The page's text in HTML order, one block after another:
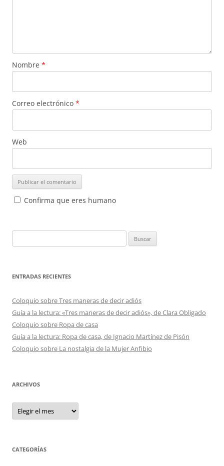
Nombre *
Correo electrónico *
Web
Confirma que eres humano
ENTRADAS RECIENTES
Coloquio sobre Tres maneras de decir adiós
Guía a la lectura: «Tres maneras de decir adiós», de Clara Obligado
Coloquio sobre Ropa de casa
Guía a la lectura: Ropa de casa, de Ignacio Martínez de Pisón
Coloquio sobre La nostalgia de la Mujer Anfibio
ARCHIVOS
Archivos
CATEGORÍAS